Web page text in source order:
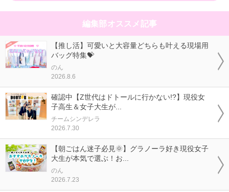
編集部オススメ記事
【推し活】可愛いと大容量どちらも叶える現場用
バッグ特集💝
のん
2026.8.6
確認中【Z世代はドトールに行かない!?】現役女
子高生＆女子大生が...
チームシンデレラ
2026.7.30
【朝ごはん迷子必見🌞】グラノーラ好き現役女子
大生が本気で選ぶ！お...
のん
2026.7.23